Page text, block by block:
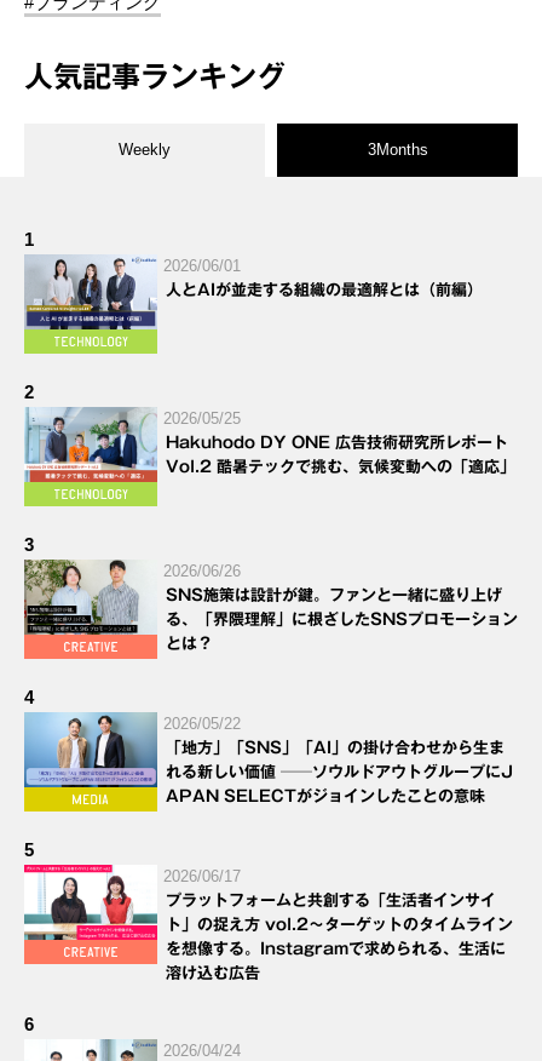
人気記事ランキング
Weekly 3Months
1
2026/06/01
人とAIが並走する組織の最適解とは（前編）
2
2026/05/25
Hakuhodo DY ONE 広告技術研究所レポート
Vol.2 酷暑テックで挑む、気候変動への「適応」
3
2026/06/26
SNS施策は設計が鍵。ファンと一緒に盛り上げ
る、「界隈理解」に根ざしたSNSプロモーション
とは？
4
2026/05/22
「地方」「SNS」「AI」の掛け合わせから生ま
れる新しい価値 ──ソウルドアウトグループにJ
APAN SELECTがジョインしたことの意味
5
2026/06/17
プラットフォームと共創する「生活者インサイ
ト」の捉え方 vol.2～ターゲットのタイムライン
を想像する。Instagramで求められる、生活に
溶け込む広告
6
2026/04/24